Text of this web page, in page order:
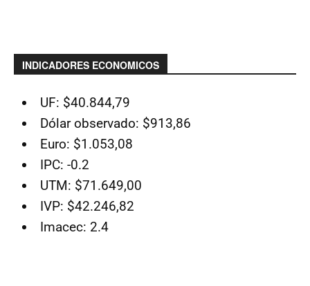
INDICADORES ECONOMICOS
UF: $40.844,79
Dólar observado: $913,86
Euro: $1.053,08
IPC: -0.2
UTM: $71.649,00
IVP: $42.246,82
Imacec: 2.4